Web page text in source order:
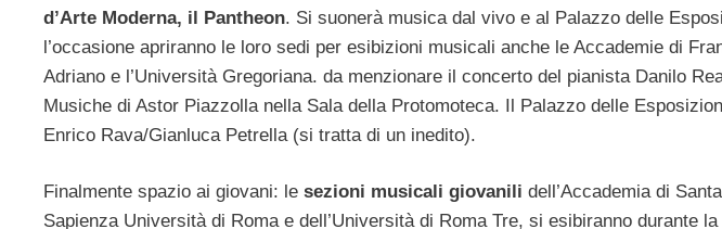
d’Arte Moderna, il Pantheon. Si suonerà musica dal vivo e al Palazzo delle
l’occasione apriranno le loro sedi per esibizioni musicali anche le Accademie di
Adriano e l’Università Gregoriana. da menzionare il concerto del pianista Danilo
Musiche di Astor Piazzolla nella Sala della Protomoteca. Il Palazzo delle
Enrico Rava/Gianluca Petrella (si tratta di un inedito).
Finalmente spazio ai giovani: le sezioni musicali giovanili dell’Accademia di
Sapienza Università di Roma e dell’Università di Roma Tre, si esibiranno durante